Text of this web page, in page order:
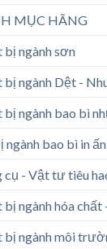
MỤC HÃNG
bị ngành sơn
bị ngành Dệt -
bị ngành bao bì
ngành bao bì in ấn
cụ - Vật tư tiêu
bị ngành hóa chất
bị ngành môi